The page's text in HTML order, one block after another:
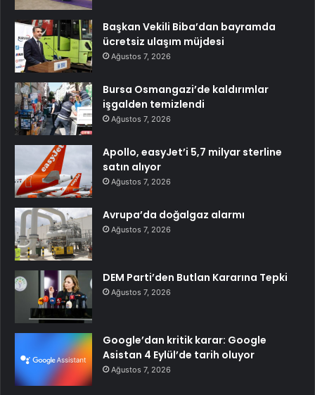
Başkan Vekili Biba’dan bayramda
ücretsiz ulaşım müjdesi
Ağustos 7, 2026
Bursa Osmangazi’de kaldırımlar
işgalden temizlendi
Ağustos 7, 2026
Apollo, easyJet’i 5,7 milyar sterline
satın alıyor
Ağustos 7, 2026
Avrupa’da doğalgaz alarmı
Ağustos 7, 2026
DEM Parti’den Butlan Kararına Tepki
Ağustos 7, 2026
Google’dan kritik karar: Google
Asistan 4 Eylül’de tarih oluyor
Ağustos 7, 2026